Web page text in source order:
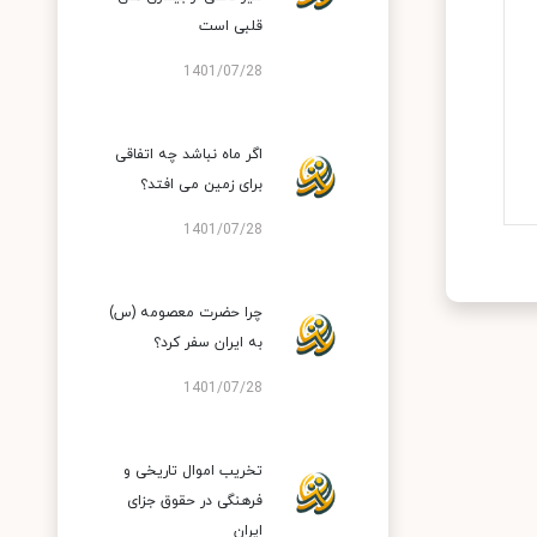
قلبی است
1401/07/28
اگر ماه نباشد چه اتفاقی
برای زمین می افتد؟
1401/07/28
چرا حضرت معصومه (س)
به ایران سفر کرد؟
1401/07/28
تخریب اموال تاریخی و
فرهنگی در حقوق جزای
ایران